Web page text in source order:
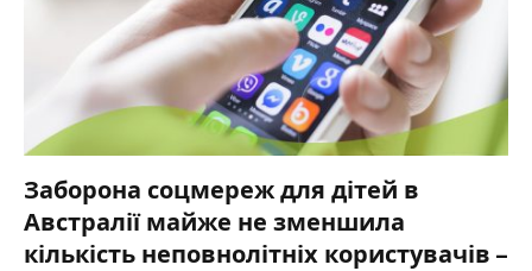
Заборона соцмереж для дітей в
Австралії майже не зменшила
кількість неповнолітніх користувачів –